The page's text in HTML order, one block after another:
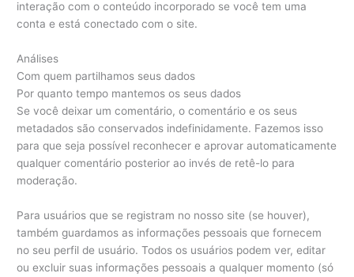
interação com o conteúdo incorporado se você tem uma
conta e está conectado com o site.
Análises
Com quem partilhamos seus dados
Por quanto tempo mantemos os seus dados
Se você deixar um comentário, o comentário e os seus
metadados são conservados indefinidamente. Fazemos isso
para que seja possível reconhecer e aprovar automaticamente
qualquer comentário posterior ao invés de retê-lo para
moderação.
Para usuários que se registram no nosso site (se houver),
também guardamos as informações pessoais que fornecem
no seu perfil de usuário. Todos os usuários podem ver, editar
ou excluir suas informações pessoais a qualquer momento (só